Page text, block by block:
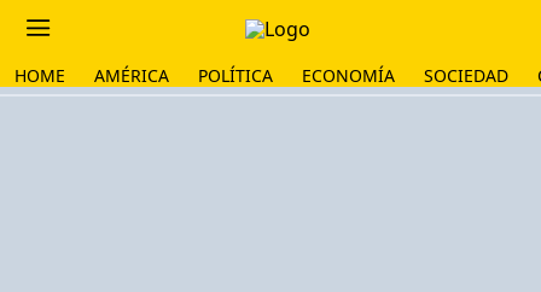
HOME AMÉRICA POLÍTICA ECONOMÍA SOCIEDAD